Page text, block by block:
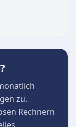
legt großen
um in
zu.
Rechnern